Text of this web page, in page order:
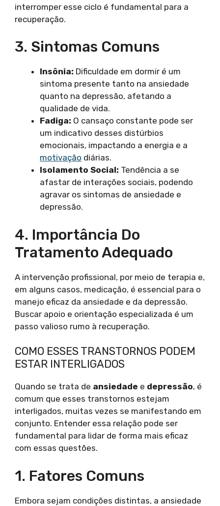
interromper esse ciclo é fundamental para a
recuperação.
3. Sintomas Comuns
Insônia: Dificuldade em dormir é um
sintoma presente tanto na ansiedade
quanto na depressão, afetando a
qualidade de vida.
Fadiga: O cansaço constante pode ser
um indicativo desses distúrbios
emocionais, impactando a energia e a
motivação diárias.
Isolamento Social: Tendência a se
afastar de interações sociais, podendo
agravar os sintomas de ansiedade e
depressão.
4. Importância Do
Tratamento Adequado
A intervenção profissional, por meio de terapia e,
em alguns casos, medicação, é essencial para o
manejo eficaz da ansiedade e da depressão.
Buscar apoio e orientação especializada é um
passo valioso rumo à recuperação.
COMO ESSES TRANSTORNOS PODEM
ESTAR INTERLIGADOS
Quando se trata de ansiedade e depressão, é
comum que esses transtornos estejam
interligados, muitas vezes se manifestando em
conjunto. Entender essa relação pode ser
fundamental para lidar de forma mais eficaz
com essas questões.
1. Fatores Comuns
Embora sejam condições distintas, a ansiedade